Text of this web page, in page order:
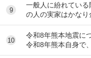
9
一般人に紛れてい
の人の実家はかなり
だな」とわかる特
10
令和8年熊本地震に
令和8年熊本自身で
員に売上金の確保